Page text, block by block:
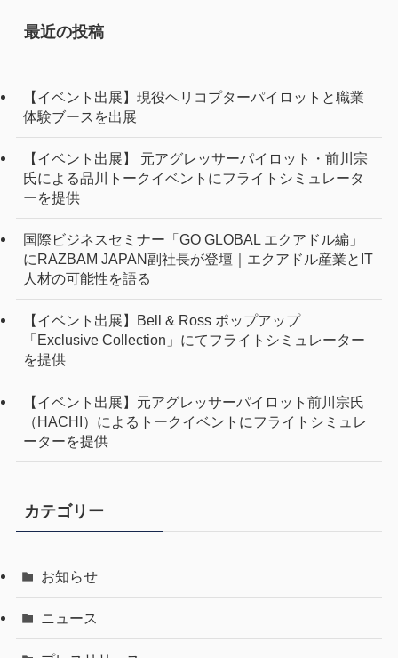
最近の投稿
【イベント出展】現役ヘリコプターパイロットと職業
体験ブースを出展
【イベント出展】 元アグレッサーパイロット・前川宗
氏による品川トークイベントにフライトシミュレータ
ーを提供
国際ビジネスセミナー「GO GLOBAL エクアドル編」
にRAZBAM JAPAN副社長が登壇｜エクアドル産業とIT
人材の可能性を語る
【イベント出展】Bell & Ross ポップアップ
「Exclusive Collection」にてフライトシミュレーター
を提供
【イベント出展】元アグレッサーパイロット前川宗氏
（HACHI）によるトークイベントにフライトシミュレ
ーターを提供
カテゴリー
お知らせ
ニュース